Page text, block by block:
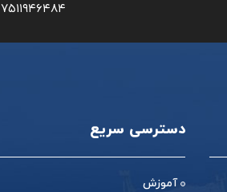
۷۵۱۱۹۴۶۴۸۴
دسترسی سریع
آموزش